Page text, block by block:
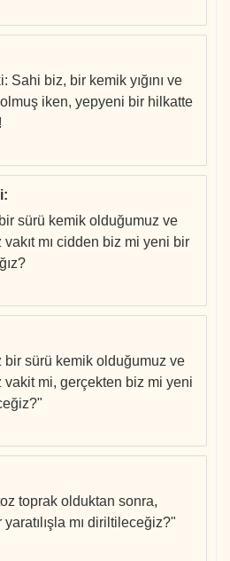
Sahi biz, bir kemik yığını ve
iken, yepyeni bir hilkatte
:
sürü kemik olduğumuz ve
mı cidden biz mi yeni bir
bir sürü kemik olduğumuz ve
vakit mi, gerçekten biz mi yeni
toprak olduktan sonra,
mı diriltileceğiz?"